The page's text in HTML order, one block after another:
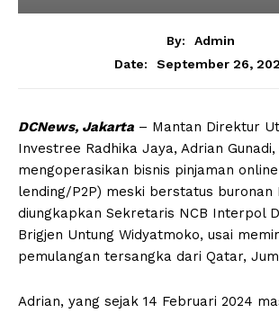
By:
Admin
Date:
September 26,
DCNews, Jakarta – Mantan Direktur
Investree Radhika Jaya, Adrian
mengoperasikan bisnis pinjaman
lending/P2P) meski berstatus
diungkapkan Sekretaris NCB Interpol
Brigjen Untung Widyatmoko, usai
pemulangan tersangka dari Qatar,
Adrian, yang sejak 14 Februari 2024